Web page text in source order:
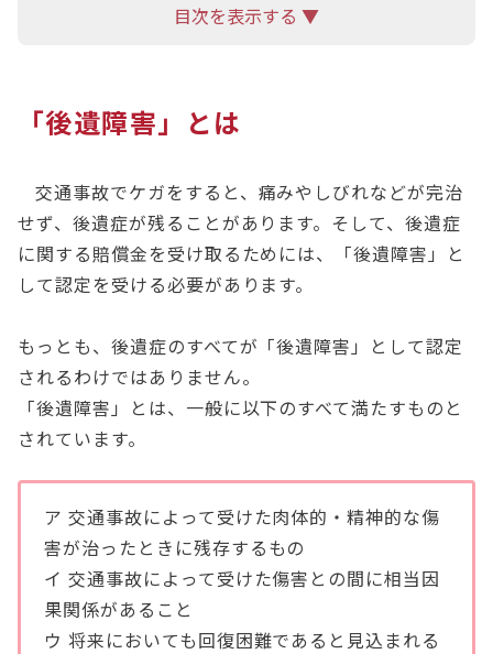
目次を表示する ▼
「後遺障害」とは
交通事故でケガをすると、痛みやしびれなどが完治
せず、後遺症が残ることがあります。そして、後遺症
に関する賠償金を受け取るためには、「後遺障害」と
して認定を受ける必要があります。
もっとも、後遺症のすべてが「後遺障害」として認定
されるわけではありません。
「後遺障害」とは、一般に以下のすべて満たすものと
されています。
ア 交通事故によって受けた肉体的・精神的な傷
害が治ったときに残存するもの
イ 交通事故によって受けた傷害との間に相当因
果関係があること
ウ 将来においても回復困難であると見込まれる